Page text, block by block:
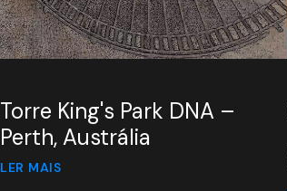
Torre King's Park DNA –
Perth, Austrália
LER MAIS